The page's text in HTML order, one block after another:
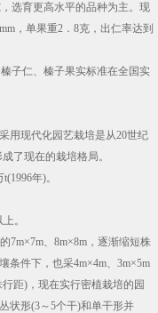
选育更高水平的品种为主。现
，单果重2．8克，出仁率达到
子仁、榛子果实标准在全国实
现代化园艺栽培是从20世纪
了现在的栽培格局。
年)。
。
、8m×8m，逐渐缩短株
条件下，也采4m×4m、3m×5m
距)，现在实行密植栽培的园
状形(3～5个干)和单干形并